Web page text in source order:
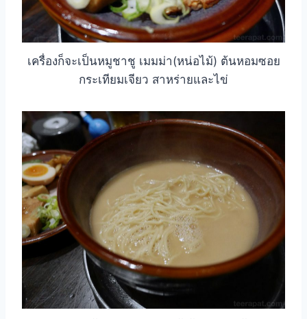
เครื่องก็จะเป็นหมูชาชู เมมม่า(หน่อไม้) ต้นหอมซอย
กระเทียมเจียว สาหร่ายและไข่